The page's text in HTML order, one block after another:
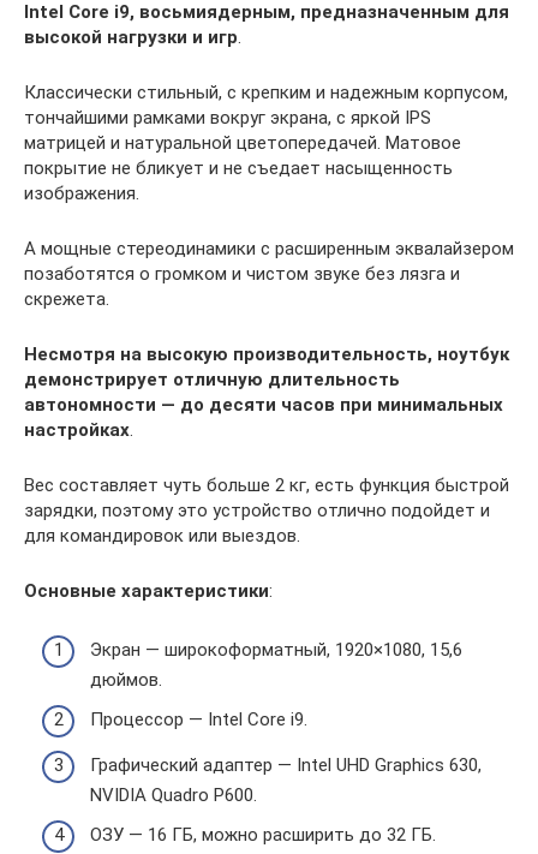
Intel Core i9, восьмиядерным, предназначенным для
высокой нагрузки и игр.
Классически стильный, с крепким и надежным корпусом,
тончайшими рамками вокруг экрана, с яркой IPS
матрицей и натуральной цветопередачей. Матовое
покрытие не бликует и не съедает насыщенность
изображения.
А мощные стереодинамики с расширенным эквалайзером
позаботятся о громком и чистом звуке без лязга и
скрежета.
Несмотря на высокую производительность, ноутбук
демонстрирует отличную длительность
автономности — до десяти часов при минимальных
настройках.
Вес составляет чуть больше 2 кг, есть функция быстрой
зарядки, поэтому это устройство отлично подойдет и
для командировок или выездов.
Основные характеристики:
Экран — широкоформатный, 1920×1080, 15,6
дюймов.
Процессор — Intel Core i9.
Графический адаптер — Intel UHD Graphics 630,
NVIDIA Quadro P600.
ОЗУ — 16 ГБ, можно расширить до 32 ГБ.